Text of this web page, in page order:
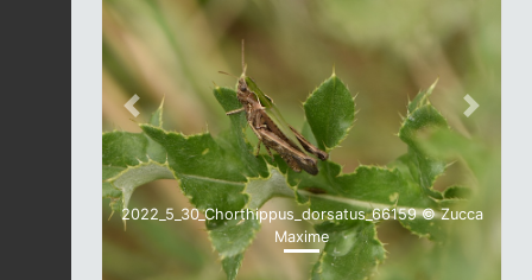
2022_5_30_Chorthippus_dorsatus_66159 © Zucca
Maxime
Previous Next